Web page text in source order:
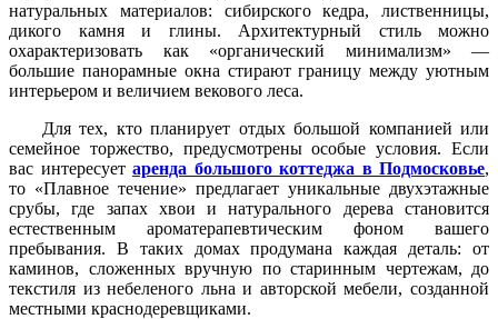
натуральных материалов: сибирского кедра, лиственницы,
дикого камня и глины. Архитектурный стиль можно
охарактеризовать как «органический минимализм» —
большие панорамные окна стирают границу между уютным
интерьером и величием векового леса.
Для тех, кто планирует отдых большой компанией или
семейное торжество, предусмотрены особые условия. Если
вас интересует аренда большого коттеджа в Подмосковье,
то «Плавное течение» предлагает уникальные двухэтажные
срубы, где запах хвои и натурального дерева становится
естественным ароматерапевтическим фоном вашего
пребывания. В таких домах продумана каждая деталь: от
каминов, сложенных вручную по старинным чертежам, до
текстиля из небеленого льна и авторской мебели, созданной
местными краснодеревщиками.